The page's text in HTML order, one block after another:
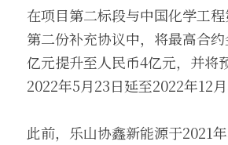
在项目第二标段与中国化学工
第二份补充协议中，将最高合
亿元提升至人民币4亿元，并将
2022年5月23日延至2022年12月
此前，乐山协鑫新能源于2021